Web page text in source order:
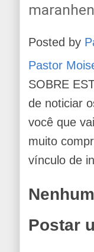
Posted by
Pastor
SOBRE
de noticiar
você que
muito
vínculo de
Postar